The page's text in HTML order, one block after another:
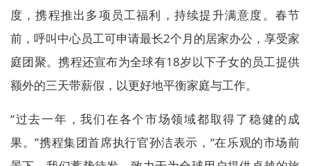
度，携程推出多项员工福利，持续提升满意度。春节
前，呼叫中心员工可申请最长2个月的居家办公，享受家
庭团聚。携程还宣布为全球有18岁以下子女的员工提供
额外的三天带薪假，以更好地平衡家庭与工作。
“过去一年，我们在各个市场领域都取得了稳健的成
果。”携程集团首席执行官孙洁表示，“在乐观的市场前